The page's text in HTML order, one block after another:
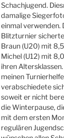
Schachjugend.
damalige
einmal verwenden.
Blitzturnier
Braun (U20) mit
Michel (U12) mit
ihren
meinen
verabschiedete
soweit er nicht
die Winterpause,
mit dem ersten
regulären